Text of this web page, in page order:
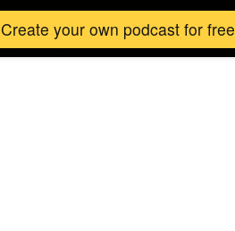
Create your own podcast for free